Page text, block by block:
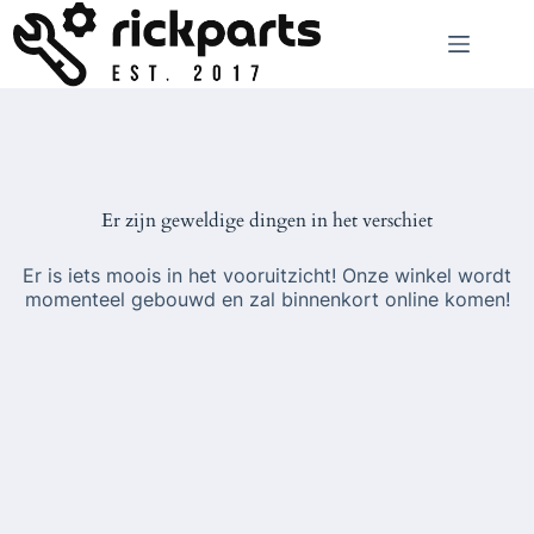
naar
de
inhoud
Er zijn geweldige dingen in het verschiet
Er is iets moois in het vooruitzicht! Onze winkel wordt
momenteel gebouwd en zal binnenkort online komen!